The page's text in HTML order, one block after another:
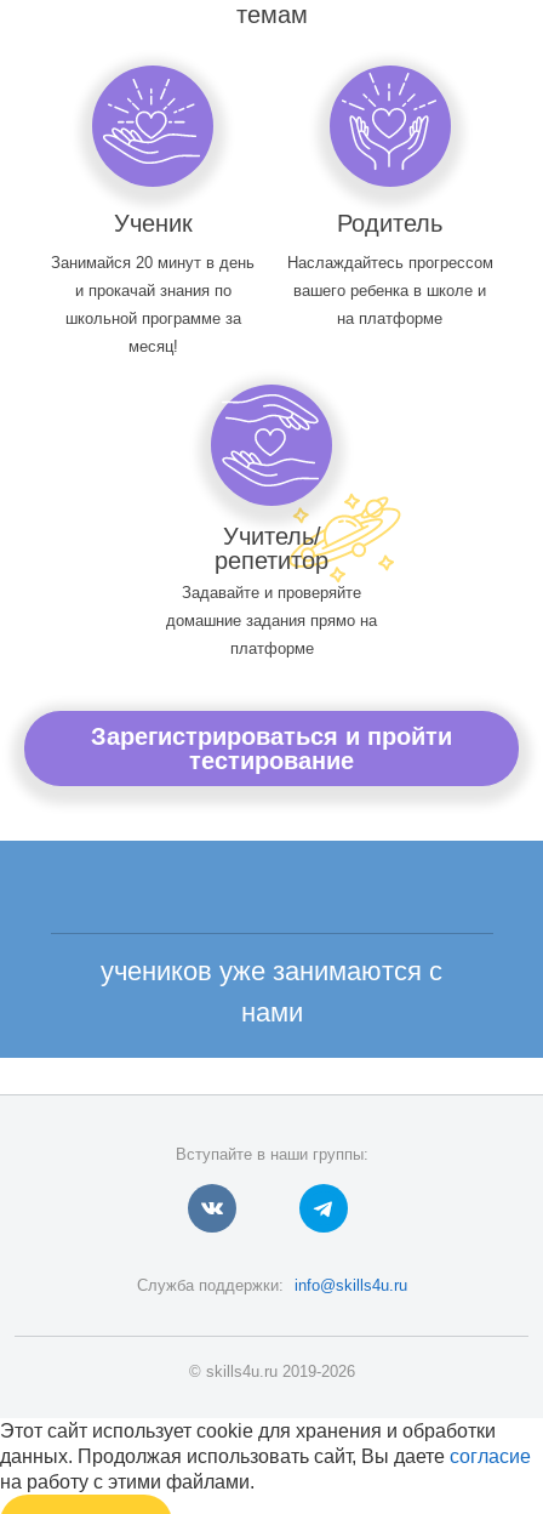
темам
Ученик
Занимайся 20 минут в день
и прокачай знания по
школьной программе за
месяц!
Родитель
Наслаждайтесь прогрессом
вашего ребенка в школе и
на платформе
Учитель/
репетитор
Задавайте и проверяйте
домашние задания прямо на
платформе
Зарегистрироваться и пройти
тестирование
учеников уже занимаются с
нами
Вступайте в наши группы:
Служба поддержки: info@skills4u.ru
© skills4u.ru 2019-2026
Этот сайт использует cookie для хранения и обработки
данных. Продолжая использовать сайт, Вы даете согласие
на работу с этими файлами.